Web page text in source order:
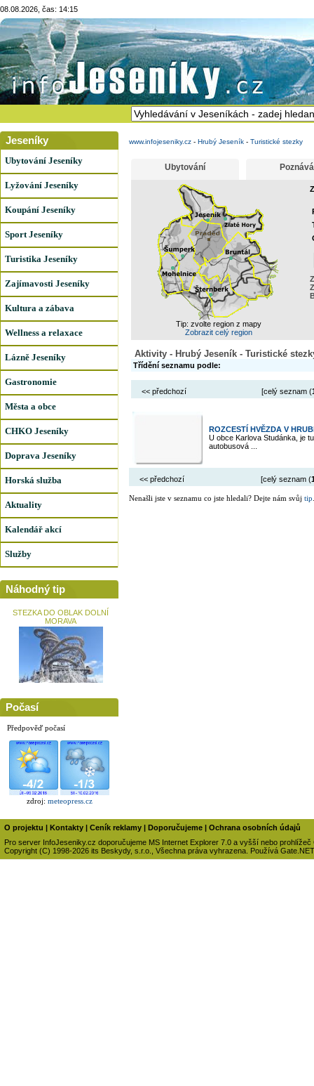
08.08.2026, čas: 14:15
Jeseníky
Ubytování Jeseníky
Lyžování Jeseníky
Koupání Jeseníky
Sport Jeseníky
Turistika Jeseníky
Zajímavosti Jeseníky
Kultura a zábava
Wellness a relaxace
Lázně Jeseníky
Gastronomie
Města a obce
CHKO Jeseníky
Doprava Jeseníky
Horská služba
Aktuality
Kalendář akcí
Služby
Náhodný tip
STEZKA DO OBLAK DOLNÍ
MORAVA
Počasí
Předpověď počasí
zdroj: meteopress.cz
www.infojeseniky.cz - Hrubý Jeseník - Turistické stezky
Ubytování
Tip: zvolte region z mapy
Zobrazit celý region
Aktivity - Hrubý Jeseník - Turistické
Třídění seznamu podle:
<< předchozí [celý seznam (
ROZCESTÍ HVĚZDA V
U obce Karlova Studánka, je
autobusová ...
<< předchozí [celý seznam (
Nenašli jste v seznamu co jste hledali? Dejte nám svůj tip
O projektu | Kontakty | Ceník reklamy | Doporučujeme | Ochrana osobních údajů
Pro server InfoJeseniky.cz doporučujeme MS Internet Explorer 7.0 a vyšší nebo prohlížeč
Copyright (C) 1998-2026 its Beskydy, s.r.o., Všechna práva vyhrazena. Používá